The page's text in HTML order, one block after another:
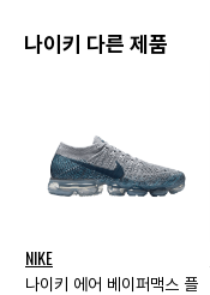
나이키 다른 제품
NIKE
나이키 에어 베이퍼맥스 플